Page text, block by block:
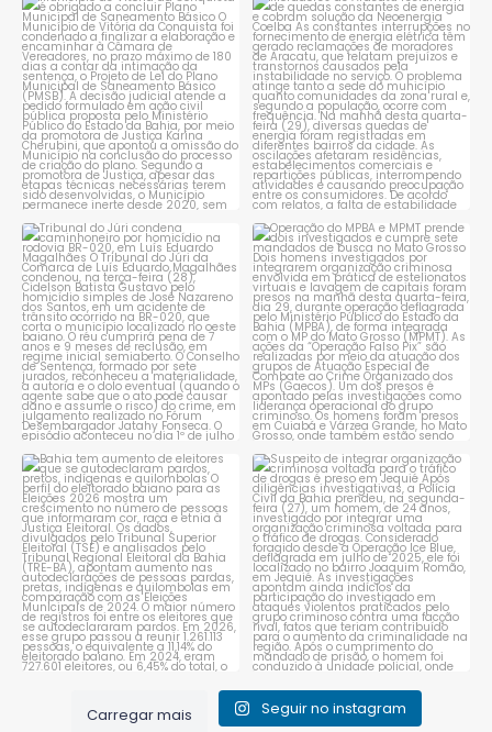
Município de Vitória da
Conquista é obrigado a...
1 0
Moradores de Aracatu
reclamam de quedas
constantes ...
1 0
Tribunal do Júri condena
caminhoneiro por...
1 0
Operação do MPBA e MPMT
prende dois investigados e...
1 0
Bahia tem aumento de eleitores
que se autodeclaram...
1 0
Suspeito de integrar
organização criminosa
voltada...
1 0
Carregar mais Seguir no instagram